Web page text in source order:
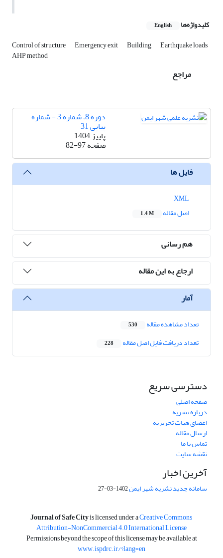
کلیدواژه‌ها English
Control of structure Emergency exit Building Earthquake loads
AHP method
مراجع
دوره 8، شماره 3 - شماره
پیاپی 31
پاییز 1404
صفحه82-97
فایل ها
اصل مقاله
1.4 M
هم رسانی
ارجاع به این مقاله
آمار
تعداد مشاهده مقاله 530
تعداد دریافت فایل اصل مقاله 228
دسترسی سریع
صفحه اصلی
درباره نشریه
اعضای هیات تحریریه
ارسال مقاله
تماس با ما
نقشه سایت
آخرین اخبار
سامانه جدید نشریه شهر ایمن1402-03-27
Journal of Safe City
is licensed under aCreative Commons
Attribution-NonCommercial 4.0 International License
Permissions beyond the scope of this license may be available at
www.ispdrc.ir/?lang=en